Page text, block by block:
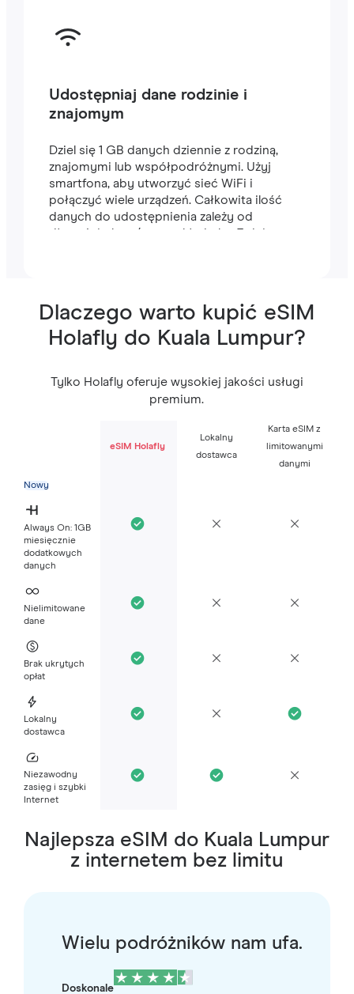
Udostępniaj dane rodzinie i
znajomym
Dziel się 1 GB danych dziennie z rodziną,
znajomymi lub współpodróżnymi. Użyj
smartfona, aby utworzyć sieć WiFi i
połączyć wiele urządzeń. Całkowita ilość
danych do udostępnienia zależy od
długości planu (na przykład plan 7-dniowy
Dlaczego warto kupić eSIM
Holafly do Kuala Lumpur?
Tylko Holafly oferuje wysokiej jakości usługi
premium.
eSIM Holafly
Lokalny
dostawca
Karta eSIM z
limitowanymi
danymi
Nowy
Always On: 1GB
miesięcznie
dodatkowych
danych
Nielimitowane
dane
Brak ukrytych
opłat
Lokalny
dostawca
Niezawodny
zasięg i szybki
Internet
Najlepsza eSIM do Kuala Lumpur
z internetem bez limitu
Wielu podróżników nam ufa.
Doskonale